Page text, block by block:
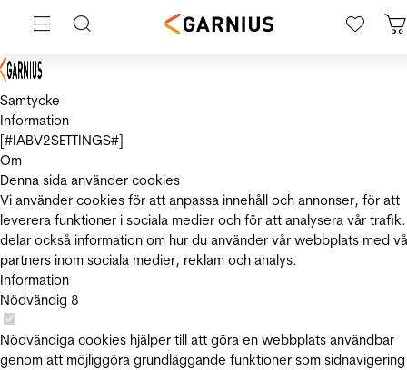
Samtycke
Information
[#IABV2SETTINGS#]
Om
Denna sida använder cookies
Vi använder cookies för att anpassa innehåll och annonser, för att
leverera funktioner i sociala medier och för att analysera vår
delar också information om hur du använder vår webbplats med
partners inom sociala medier, reklam och analys.
Information
Nödvändig 8
Nödvändiga cookies hjälper till att göra en webbplats användbar
genom att möjliggöra grundläggande funktioner som